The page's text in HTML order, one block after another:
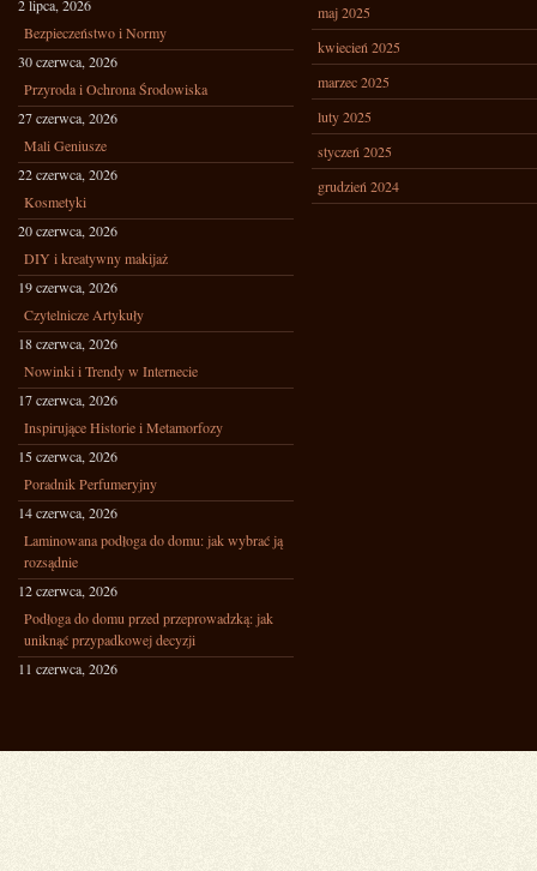
2 lipca, 2026
Bezpieczeństwo i Normy
30 czerwca, 2026
Przyroda i Ochrona Środowiska
27 czerwca, 2026
Mali Geniusze
22 czerwca, 2026
Kosmetyki
20 czerwca, 2026
DIY i kreatywny makijaż
19 czerwca, 2026
Czytelnicze Artykuły
18 czerwca, 2026
Nowinki i Trendy w Internecie
17 czerwca, 2026
Inspirujące Historie i Metamorfozy
15 czerwca, 2026
Poradnik Perfumeryjny
14 czerwca, 2026
Laminowana podłoga do domu: jak wybrać ją
rozsądnie
12 czerwca, 2026
Podłoga do domu przed przeprowadzką: jak
uniknąć przypadkowej decyzji
11 czerwca, 2026
maj 2025
kwiecień 2025
marzec 2025
luty 2025
styczeń 2025
grudzień 2024